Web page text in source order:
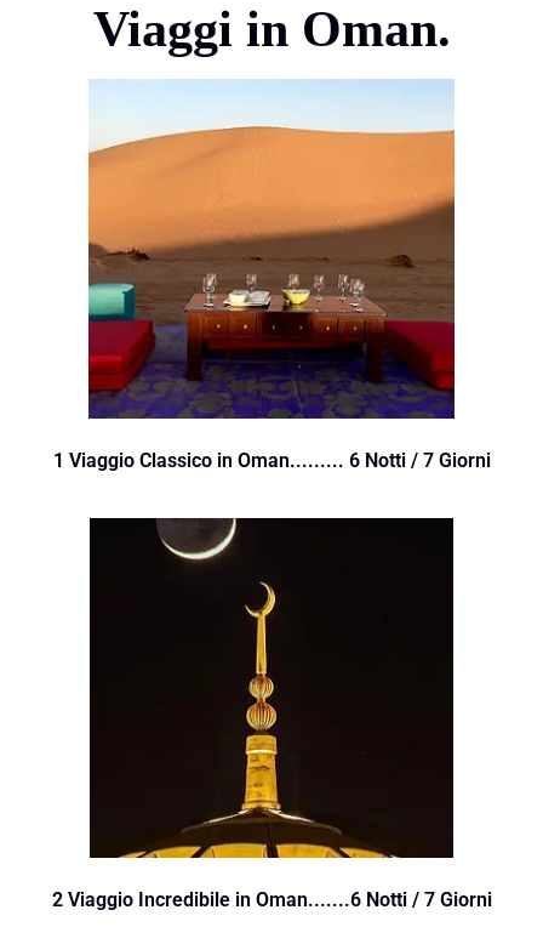
Viaggi in Oman.
1 Viaggio Classico in Oman......... 6 Notti / 7 Giorni
2 Viaggio Incredibile in Oman.......6 Notti / 7 Giorni